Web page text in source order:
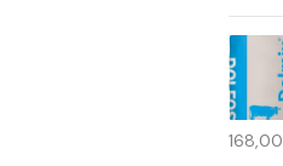
168,00